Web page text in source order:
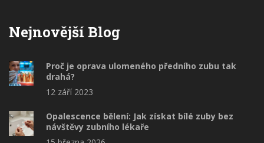
Nejnovější Blog
Proč je oprava ulomeného předního zubu tak
drahá?
12 září 2023
Opalescence bělení: Jak získat bílé zuby bez
návštěvy zubního lékaře